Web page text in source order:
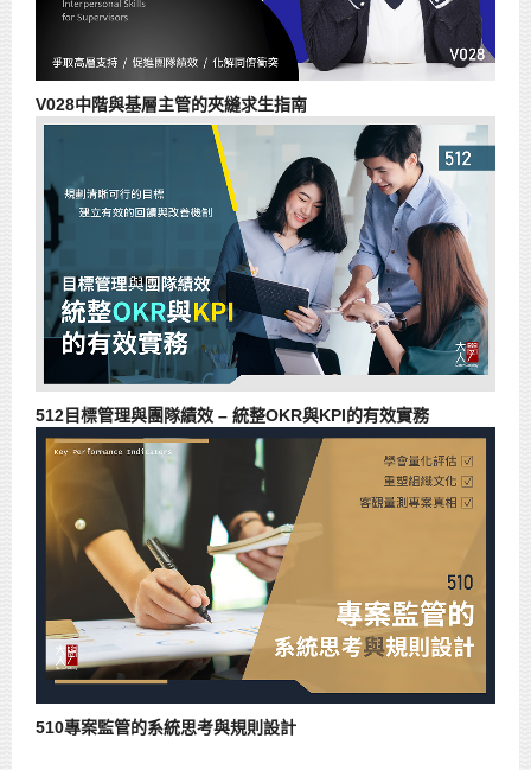
V028中階與基層主管的夾縫求生指南
512目標管理與團隊績效 – 統整OKR與KPI的有效實務
510專案監管的系統思考與規則設計